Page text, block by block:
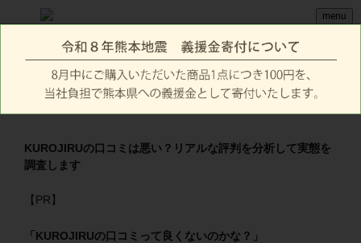
menu
KUROJIRUの口コミは悪い？リアルな評判を分析して実態を
調査します
【PR】
「KUROJIRUの口コミって良くないのかな？」